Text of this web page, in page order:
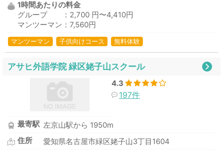
1時間あたりの料金
グループ ：2,700 円〜4,410円
マンツーマン：7,560円
マンツーマン 子供向けコース 無料体験
アサヒ外語学院 緑区姥子山スクール
4.3
197件
最寄駅 左京山駅から 1950m
住所
愛知県名古屋市緑区姥子山3丁目1604